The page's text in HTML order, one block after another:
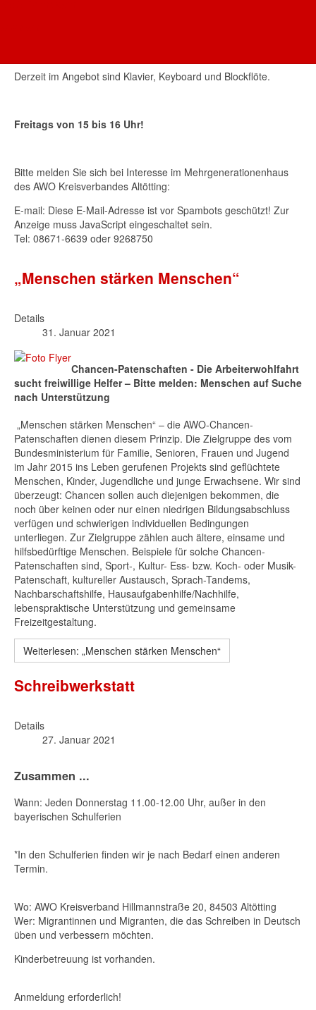
Derzeit im Angebot sind Klavier, Keyboard und Blockflöte.
Freitags von 15 bis 16 Uhr!
Bitte melden Sie sich bei Interesse im Mehrgenerationenhaus
des AWO Kreisverbandes Altötting:
E-mail: Diese E-Mail-Adresse ist vor Spambots geschützt! Zur
Anzeige muss JavaScript eingeschaltet sein.
Tel: 08671-6639 oder 9268750
„Menschen stärken Menschen“
Details
31. Januar 2021
Chancen-Patenschaften - Die Arbeiterwohlfahrt
sucht freiwillige Helfer – Bitte melden: Menschen auf Suche
nach Unterstützung
„Menschen stärken Menschen“ – die AWO-Chancen-
Patenschaften dienen diesem Prinzip. Die Zielgruppe des vom
Bundesministerium für Familie, Senioren, Frauen und Jugend
im Jahr 2015 ins Leben gerufenen Projekts sind geflüchtete
Menschen, Kinder, Jugendliche und junge Erwachsene. Wir sind
überzeugt: Chancen sollen auch diejenigen bekommen, die
noch über keinen oder nur einen niedrigen Bildungsabschluss
verfügen und schwierigen individuellen Bedingungen
unterliegen. Zur Zielgruppe zählen auch ältere, einsame und
hilfsbedürftige Menschen. Beispiele für solche Chancen-
Patenschaften sind, Sport-, Kultur- Ess- bzw. Koch- oder Musik-
Patenschaft, kultureller Austausch, Sprach-Tandems,
Nachbarschaftshilfe, Hausaufgabenhilfe/Nachhilfe,
lebenspraktische Unterstützung und gemeinsame
Freizeitgestaltung.
Weiterlesen: „Menschen stärken Menschen“
Schreibwerkstatt
Details
27. Januar 2021
Zusammen ...
Wann: Jeden Donnerstag 11.00-12.00 Uhr, außer in den
bayerischen Schulferien
*In den Schulferien finden wir je nach Bedarf einen anderen
Termin.
Wo: AWO Kreisverband Hillmannstraße 20, 84503 Altötting
Wer: Migrantinnen und Migranten, die das Schreiben in Deutsch
üben und verbessern möchten.
Kinderbetreuung ist vorhanden.
Anmeldung erforderlich!